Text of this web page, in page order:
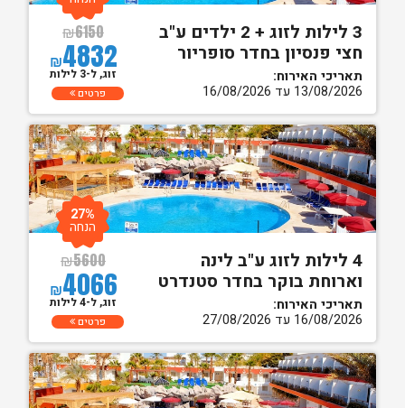
3 לילות לזוג + 2 ילדים ע"ב
חצי פנסיון בחדר סופריור
תאריכי האירוח:
13/08/2026 עד 16/08/2026
₪6150
₪4832
זוג, ל-3 לילות
פרטים
4 לילות לזוג ע"ב לינה
וארוחת בוקר בחדר סטנדרט
תאריכי האירוח:
16/08/2026 עד 27/08/2026
₪5600
₪4066
27%
הנחה
זוג, ל-4 לילות
פרטים